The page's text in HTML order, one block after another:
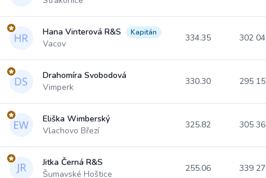
Hana Vinterová R&S Kapitán
Vacov
334.35 302
Drahomíra Svobodová
Vimperk
330.30 295
Eliška Wimberský
Vlachovo Březí
325.82 305
Jitka Černá R&S
Šumavské Hoštice
255.06 339